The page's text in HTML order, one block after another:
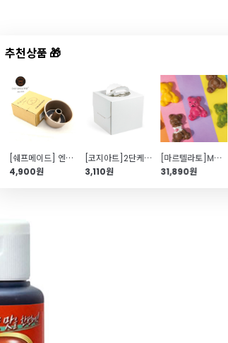
추천상품 🎁
[쉐프메이드] 엔젤팬(미니쉬폰틀)
4,900원
[코지아트]2단케이크박스(무지\/미니\/받침포함)
3,110원
[마르텔라토]Mallow 곰돌이 초콜릿 몰드(BPA FREE)
31,890원
브랜드샵신상품 TOP50 특가/혜택
색소